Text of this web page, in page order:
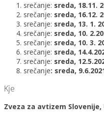
srečanje: sreda, 18.11.
srečanje: sreda, 16.12.
srečanje: sreda, 13. 1.
srečanje: sreda, 10.
srečanje: sreda, 10. 3.
srečanje: sreda,
srečanje: sreda,
srečanje: sreda,
Kje
Zveza za avtizem Slovenije,